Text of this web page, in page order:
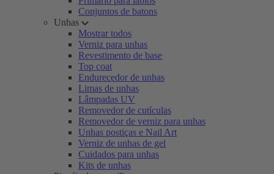
Conjuntos de batons
Unhas
Mostrar todos
Verniz para unhas
Revestimento de base
Top coat
Endurecedor de unhas
Limas de unhas
Lâmpadas UV
Removedor de cutículas
Removedor de verniz para unhas
Unhas postiças e Nail Art
Verniz de unhas de gel
Cuidados para unhas
Kits de unhas